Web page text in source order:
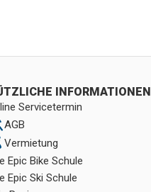
INFORMATIONEN
Servicetermin
AGB
Vermietung
Epic Bike Schule
Epic Ski Schule